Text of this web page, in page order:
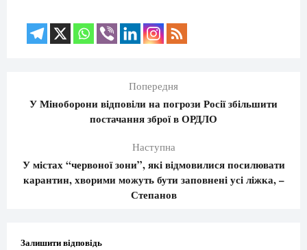
Попередня
У Міноборони відповіли на погрози Росії збільшити
постачання зброї в ОРДЛО
Наступна
У містах “червоної зони”, які відмовилися посилювати
карантин, хворими можуть бути заповнені усі ліжка, –
Степанов
Залишити відповідь